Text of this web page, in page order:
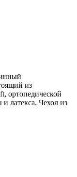
из
ортопедической
латекса. Чехол из